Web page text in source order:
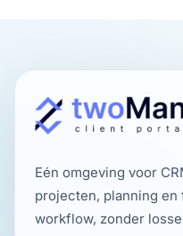
Eén omgeving voor
projecten, planning en
workflow, zonder